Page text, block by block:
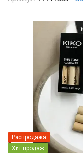
Распродажа
Хит продаж